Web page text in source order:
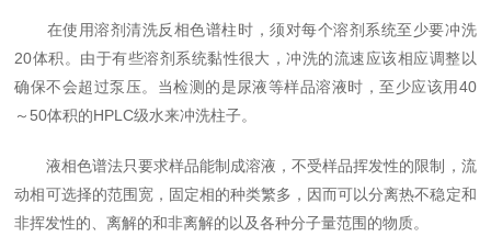
在使用溶剂清洗反相色谱柱时，须对每个溶剂系统至少要冲洗
20体积。由于有些溶剂系统黏性很大，冲洗的流速应该相应调整以
确保不会超过泵压。当检测的是尿液等样品溶液时，至少应该用40
～50体积的HPLC级水来冲洗柱子。
液相色谱法只要求样品能制成溶液，不受样品挥发性的限制，流
动相可选择的范围宽，固定相的种类繁多，因而可以分离热不稳定和
非挥发性的、离解的和非离解的以及各种分子量范围的物质。